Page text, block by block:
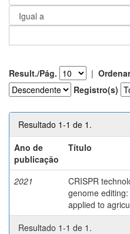
Result./Pág. |
Registro(s)
Resultado 1-1 de 1.
Ano de
publicação
Título
2021
CRISPR
genome
applied to
Resultado 1-1 de 1.